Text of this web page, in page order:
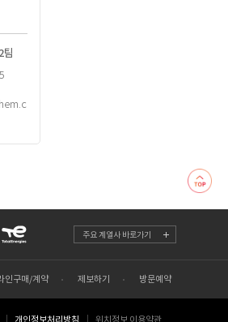
팀
주요 계열사 바로가기
인구매/계약 제보하기 방문예약